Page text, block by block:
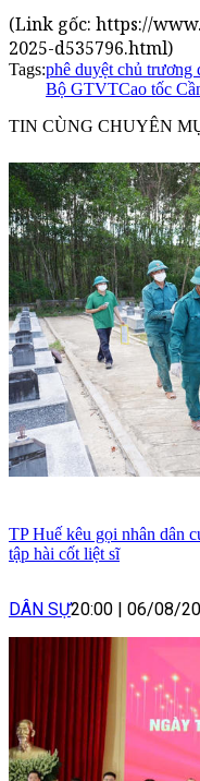
(Link gốc: https://
2025-d535796.html)
Tags:phê duyệt chủ trương
Bộ GTVTCao tốc
TIN CÙNG CHUYÊN
TP Huế kêu gọi nhân dân
tập hài cốt liệt sĩ
DÂN SỰ20:00 | 06/08/